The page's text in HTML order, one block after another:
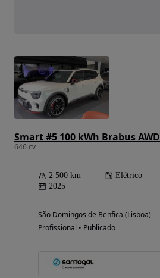
Smart #5 100 kWh Brabus AWD
646 cv
2 500 km Elétrico
2025
São Domingos de Benfica (Lisboa)
Profissional • Publicado